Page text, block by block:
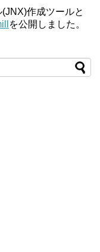
作成ツールと
を公開しました。